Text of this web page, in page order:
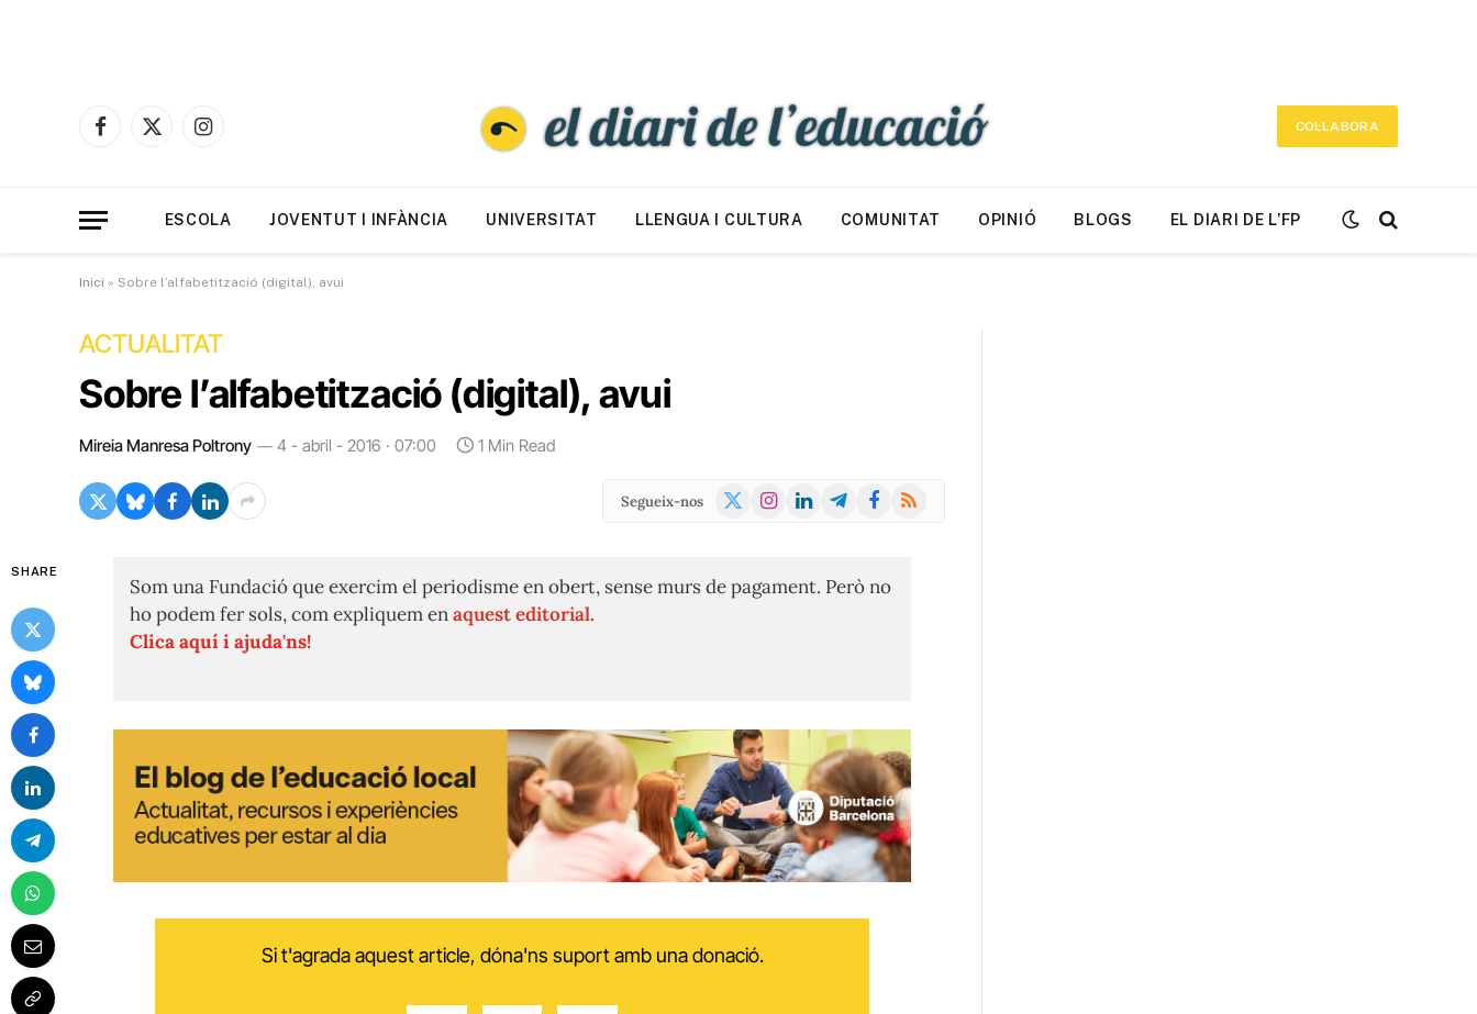
Facebook
X
Instagram
COL·LABORA
ESCOLA JOVENTUT I INFÀNCIA UNIVERSITAT LLENGUA I CULTURA COMUNITAT OPINIÓ BLOGS EL DIARI DE L’FP
Inici » Sobre l’alfabetització (digital), avui
ACTUALITAT
Sobre l’alfabetització (digital), avui
Mireia Manresa Poltrony 4 - abril - 2016 · 07:00 1 Min Read
Segueix-nos
X
Instagram
LinkedInTelegramFacebook
RSS
SHARE
Som una Fundació que exercim el periodisme en obert, sense murs de pagament. Però no
ho podem fer sols, com expliquem enaquest editorial.
Clica aquí i ajuda'ns!
Si t'agrada aquest article, dóna'ns suport amb una donació.